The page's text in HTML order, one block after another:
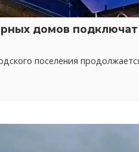
домов подключат
поселения